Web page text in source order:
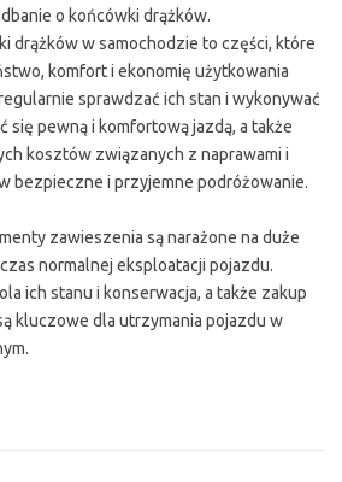
o końcówki drążków.
drążków w samochodzie to części, które
komfort i ekonomię użytkowania
sprawdzać ich stan i wykonywać
się pewną i komfortową jazdą, a także
kosztów związanych z naprawami i
bezpieczne i przyjemne podróżowanie.
zawieszenia są narażone na duże
normalnej eksploatacji pojazdu.
ich stanu i konserwacja, a także zakup
kluczowe dla utrzymania pojazdu w